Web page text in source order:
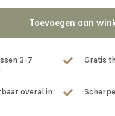
Toevoegen aan
3-7
Gratis
overal in